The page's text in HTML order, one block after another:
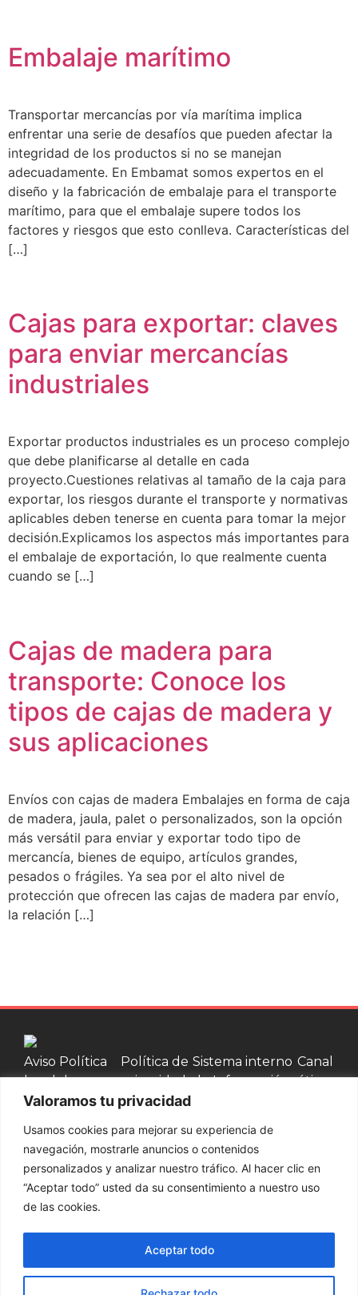
Valoramos tu privacidad
Usamos cookies para mejorar su experiencia de
navegación, mostrarle anuncios o contenidos
personalizados y analizar nuestro tráfico. Al hacer clic en
“Aceptar todo” usted da su consentimiento a nuestro uso
de las cookies.
Aceptar todo
Embalaje marítimo
Transportar mercancías por vía marítima implica
enfrentar una serie de desafíos que pueden afectar la
integridad de los productos si no se manejan
adecuadamente. En Embamat somos expertos en el
diseño y la fabricación de embalaje para el transporte
marítimo, para que el embalaje supere todos los
factores y riesgos que esto conlleva. Características del
[…]
Cajas para exportar: claves
para enviar mercancías
industriales
Exportar productos industriales es un proceso complejo
que debe planificarse al detalle en cada
proyecto.Cuestiones relativas al tamaño de la caja para
exportar, los riesgos durante el transporte y normativas
aplicables deben tenerse en cuenta para tomar la mejor
decisión.Explicamos los aspectos más importantes para
el embalaje de exportación, lo que realmente cuenta
cuando se […]
Cajas de madera para
transporte: Conoce los
tipos de cajas de madera y
sus aplicaciones
Envíos con cajas de madera Embalajes en forma de caja
de madera, jaula, palet o personalizados, son la opción
más versátil para enviar y exportar todo tipo de
mercancía, bienes de equipo, artículos grandes,
pesados o frágiles. Ya sea por el alto nivel de
protección que ofrecen las cajas de madera par envío,
la relación […]
Aviso
legal
Política
de
cookies
Política de
privacidad
Sistema interno
de Información
Canal
ético
Contacta con nosotros
937 002 750
Productos
de madera
Cajas de
madera
Cercos de
Madera
madera